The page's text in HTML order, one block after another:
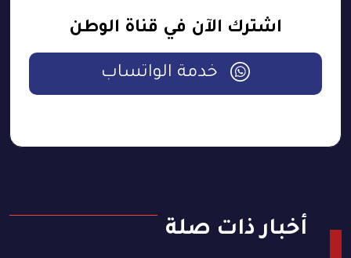
اشترك الآن في قناة الوطن
خدمة الواتساب
أخبار ذات صلة